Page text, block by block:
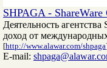
SHPAGA -
Деятельность
доход от
[http://www.alawar.com/shpaga
E-mail: